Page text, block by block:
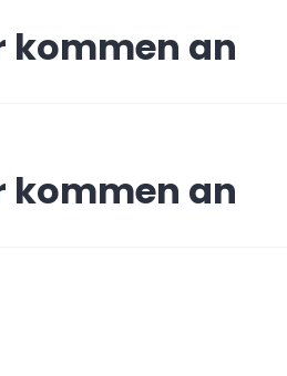
kommen an
kommen an